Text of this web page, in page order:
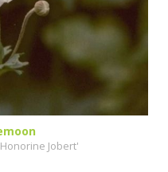
Jobert'